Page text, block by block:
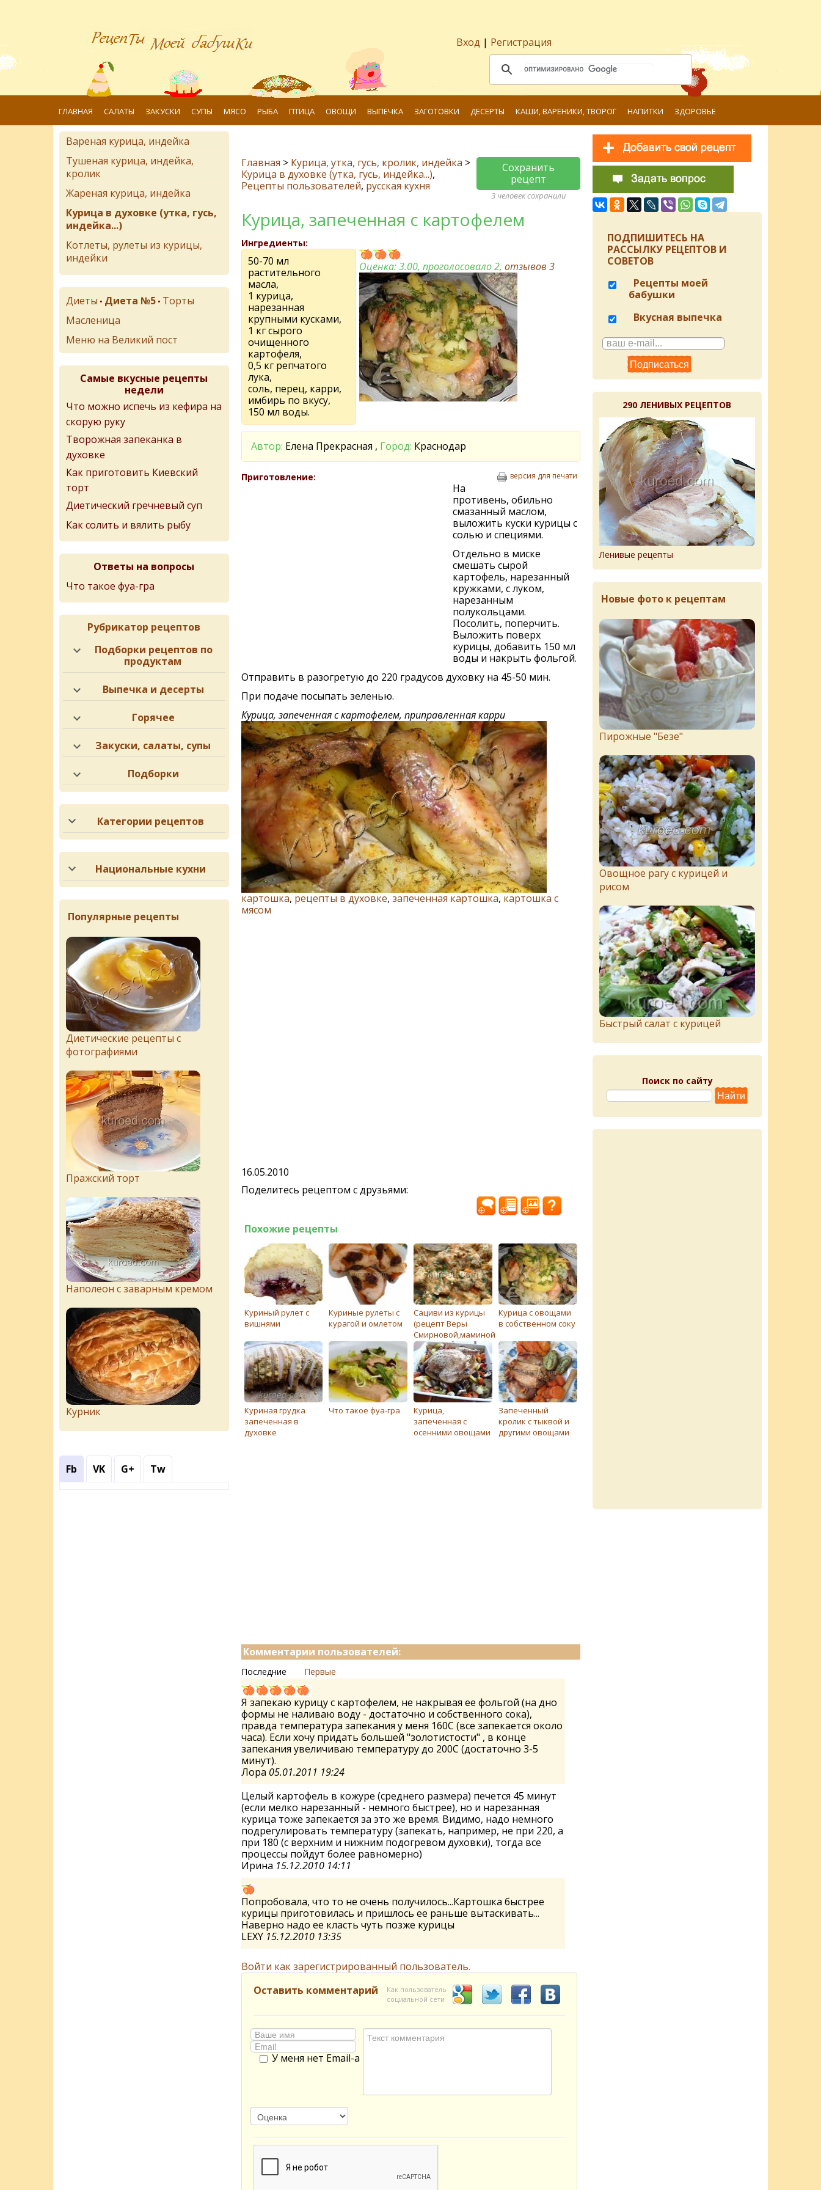
Вход | Регистрация
ГЛАВНАЯ САЛАТЫ ЗАКУСКИ СУПЫ МЯСО РЫБА ПТИЦА ОВОЩИ ВЫПЕЧКА ЗАГОТОВКИ ДЕСЕРТЫ КАШИ, ВАРЕНИКИ, ТВОРОГ НАПИТКИ ЗДОРОВЬЕ
Главная > Курица, утка, гусь, кролик, индейка >
Курица в духовке (утка, гусь, индейка...),
Рецепты пользователей, русская кухня
Сохранить
рецепт
3 человек сохранили
Курица, запеченная с картофелем
Ингредиенты:
50-70 мл
растительного
масла,
1 курица,
нарезанная
крупными кусками,
1 кг сырого
очищенного
картофеля,
0,5 кг репчатого
лука,
соль, перец, карри,
имбирь по вкусу,
150 мл воды.
Оценка:3.00, проголосовало 2,отзывов3
Автор: Елена Прекрасная , Город: Краснодар
Приготовление: версия для печати
На
противень, обильно
смазанный маслом,
выложить куски курицы с
солью и специями.
Отдельно в миске
смешать сырой
картофель, нарезанный
кружками, с луком,
нарезанным
полукольцами.
Посолить, поперчить.
Выложить поверх
курицы, добавить 150 мл
воды и накрыть фольгой.
Отправить в разогретую до 220 градусов духовку на 45-50 мин.
При подаче посыпать зеленью.
Курица, запеченная с картофелем, приправленная карри
картошка, рецепты в духовке, запеченная картошка, картошка с
мясом
16.05.2010
Поделитесь рецептом с друзьями:
Похожие рецепты
Куриный рулет с
вишнями
Куриные рулеты с
курагой и омлетом
Сациви из курицы
(рецепт Веры
Смирновой,маминой
подруги)
Курица с овощами
в собственном соку
Куриная грудка
запеченная в
духовке
Что такое фуа-гра
Курица,
запеченная с
осенними овощами
Запеченный
кролик с тыквой и
другими овощами
Комментарии пользователей:
Последние Первые
Я запекаю курицу с картофелем, не накрывая ее фольгой (на дно
формы не наливаю воду - достаточно и собственного сока),
правда температура запекания у меня 160С (все запекается около
часа). Если хочу придать большей "золотистости" , в конце
запекания увеличиваю температуру до 200С (достаточно 3-5
минут).
Лора 05.01.2011 19:24
Целый картофель в кожуре (среднего размера) печется 45 минут
(если мелко нарезанный - немного быстрее), но и нарезанная
курица тоже запекается за это же время. Видимо, надо немного
подрегулировать температуру (запекать, например, не при 220, а
при 180 (с верхним и нижним подогревом духовки), тогда все
процессы пойдут более равномерно)
Ирина 15.12.2010 14:11
Попробовала, что то не очень получилось...Картошка быстрее
курицы приготовилась и пришлось ее раньше вытаскивать...
Наверно надо ее класть чуть позже курицы
LEXY 15.12.2010 13:35
Войти как зарегистрированный пользователь.
Оставить комментарий
Как пользователь
социальной сети
У меня нет Email-а
Вареная курица, индейка
Тушеная курица, индейка,
кролик
Жареная курица, индейка
Курица в духовке (утка, гусь,
индейка...)
Котлеты, рулеты из курицы,
индейки
Диеты • Диета №5 • Торты
Масленица
Меню на Великий пост
Самые вкусные рецепты
недели
Что можно испечь из кефира на
скорую руку
Творожная запеканка в
духовке
Как приготовить Киевский
торт
Диетический гречневый суп
Как солить и вялить рыбу
Ответы на вопросы
Что такое фуа-гра
Рубрикатор рецептов
Подборки рецептов по
продуктам
Выпечка и десерты
Горячее
Закуски, салаты, супы
Подборки
Категории рецептов
Национальные кухни
Популярные рецепты
Диетические рецепты с
фотографиями
Пражский торт
Наполеон с заварным кремом
Курник
Fb VK G+ Tw
ПОДПИШИТЕСЬ НА
РАССЫЛКУ РЕЦЕПТОВ И
СОВЕТОВ
Рецепты моей
бабушки
Вкусная выпечка
290 ЛЕНИВЫХ РЕЦЕПТОВ
Ленивые рецепты
Новые фото к рецептам
Пирожныe "Бeзe"
Овощное рагу с курицей и
рисом
Быстрый салат с курицей
Поиск по сайту